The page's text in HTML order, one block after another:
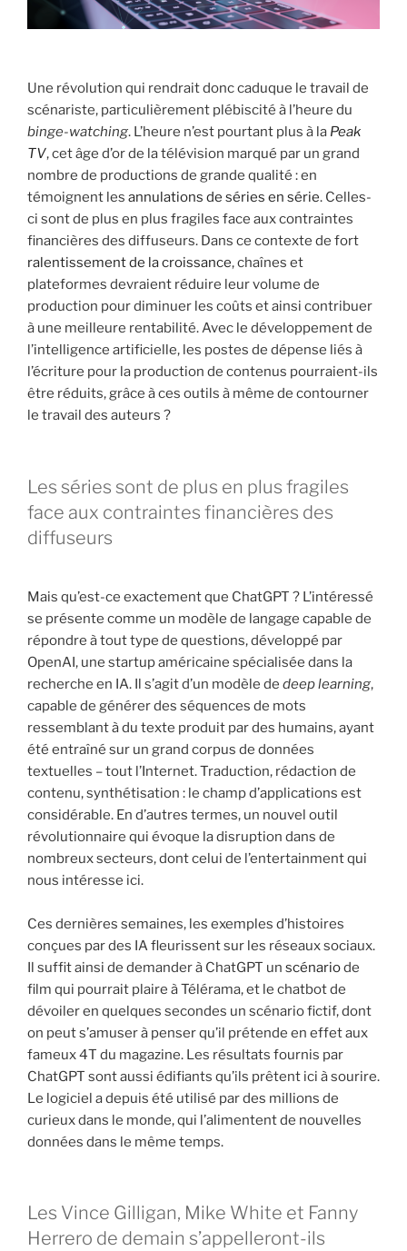
Une révolution qui rendrait donc caduque le travail de
scénariste, particulièrement plébiscité à l’heure du
binge-watching. L’heure n’est pourtant plus à la Peak
TV, cet âge d’or de la télévision marqué par un grand
nombre de productions de grande qualité : en
témoignent les annulations de séries en série. Celles-
ci sont de plus en plus fragiles face aux contraintes
financières des diffuseurs. Dans ce contexte de fort
ralentissement de la croissance, chaînes et
plateformes devraient réduire leur volume de
production pour diminuer les coûts et ainsi contribuer
à une meilleure rentabilité. Avec le développement de
l’intelligence artificielle, les postes de dépense liés à
l’écriture pour la production de contenus pourraient-ils
être réduits, grâce à ces outils à même de contourner
le travail des auteurs ?
Les séries sont de plus en plus fragiles
face aux contraintes financières des
diffuseurs
Mais qu’est-ce exactement que ChatGPT ? L’intéressé
se présente comme un modèle de langage capable de
répondre à tout type de questions, développé par
OpenAI, une startup américaine spécialisée dans la
recherche en IA. Il s’agit d’un modèle de deep learning,
capable de générer des séquences de mots
ressemblant à du texte produit par des humains, ayant
été entraîné sur un grand corpus de données
textuelles – tout l’Internet. Traduction, rédaction de
contenu, synthétisation : le champ d’applications est
considérable. En d’autres termes, un nouvel outil
révolutionnaire qui évoque la disruption dans de
nombreux secteurs, dont celui de l’entertainment qui
nous intéresse ici.
Ces dernières semaines, les exemples d’histoires
conçues par des IA fleurissent sur les réseaux sociaux.
Il suffit ainsi de demander à ChatGPT un scénariode
film qui pourrait plaire à Télérama, et le chatbot de
dévoiler en quelques secondes un scénario fictif, dont
on peut s’amuser à penser qu’il prétende en effet aux
fameux 4T du magazine. Les résultats fournis par
ChatGPT sont aussi édifiants qu’ils prêtent ici à sourire.
Le logiciel a depuis été utilisé par des millions de
curieux dans le monde, qui l’alimentent de nouvelles
données dans le même temps.
Les Vince Gilligan, Mike White et Fanny
Herrero de demain s’appelleront-ils